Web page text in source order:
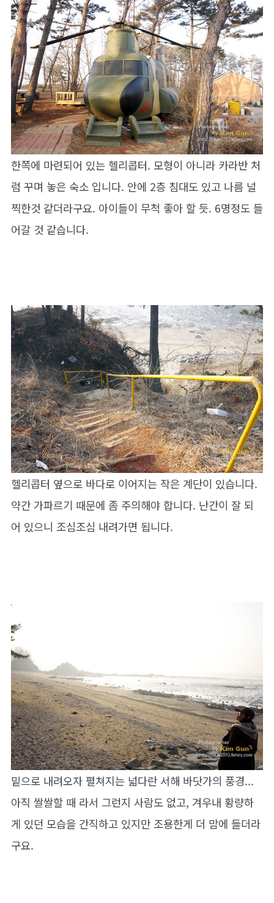
한쪽에 마련되어 있는 헬리콥터. 모형이 아니라 카라반 처
럼 꾸며 놓은 숙소 입니다. 안에 2층 침대도 있고 나름 널
찍한것 같더라구요. 아이들이 무척 좋아 할 듯. 6명정도 들
어갈 것 같습니다.
헬리콥터 옆으로 바다로 이어지는 작은 계단이 있습니다.
약간 가파르기 때문에 좀 주의해야 합니다. 난간이 잘 되
어 있으니 조심조심 내려가면 됩니다.
밑으로 내려오자 펼쳐지는 넓다란 서해 바닷가의 풍경...
아직 쌀쌀할 때 라서 그런지 사람도 없고, 겨우내 황량하
게 있던 모습을 간직하고 있지만 조용한게 더 맘에 들더라
구요.